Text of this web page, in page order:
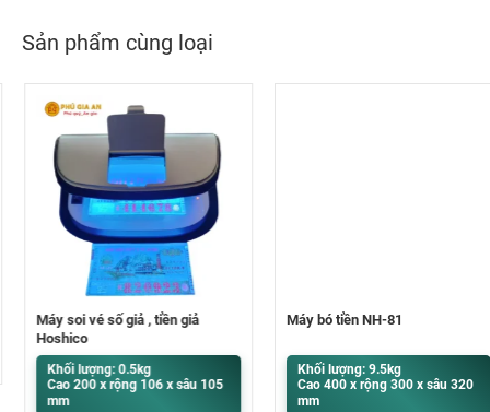
Sản phẩm cùng loại
Máy soi vé số giả , tiền giả
Hoshico
Khối lượng: 0.5kg
Cao 200 x rộng 106 x sâu 105
mm
Máy bó tiền NH-81
Khối lượng: 9.5kg
Cao 400 x rộng 300 x sâu 320
mm